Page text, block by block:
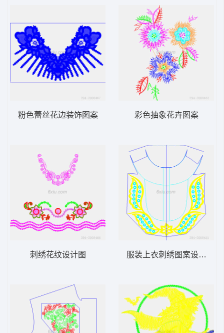
粉色蕾丝花边装饰图案
刺绣花纹设计图
彩色抽象花卉图案
服装上衣刺绣图案设计图